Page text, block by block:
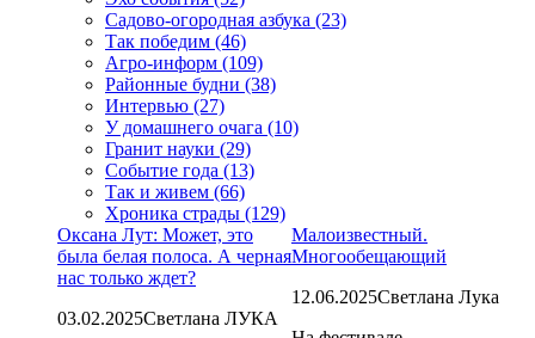
Садово-огородная азбука (23)
Так победим (46)
Агро-информ (109)
Районные будни (38)
Интервью (27)
У домашнего очага (10)
Гранит науки (29)
Событие года (13)
Так и живем (66)
Хроника страды (129)
Малоизвестный.
Многообещающий
12.06.2025Светлана Лука
Оксана Лут: Может, это
была белая полоса. А черная
нас только ждет?
03.02.2025Светлана ЛУКА